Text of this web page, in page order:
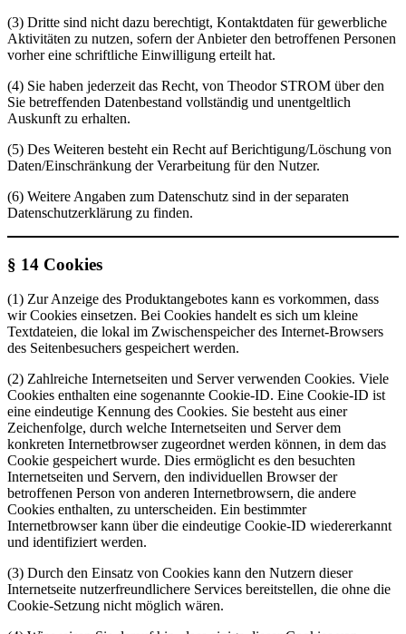
(3) Dritte sind nicht dazu berechtigt, Kontaktdaten für gewerbliche
Aktivitäten zu nutzen, sofern der Anbieter den betroffenen Personen
vorher eine schriftliche Einwilligung erteilt hat.
(4) Sie haben jederzeit das Recht, von Theodor STROM über den
Sie betreffenden Datenbestand vollständig und unentgeltlich
Auskunft zu erhalten.
(5) Des Weiteren besteht ein Recht auf Berichtigung/Löschung von
Daten/Einschränkung der Verarbeitung für den Nutzer.
(6) Weitere Angaben zum Datenschutz sind in der separaten
Datenschutzerklärung zu finden.
§ 14 Cookies
(1) Zur Anzeige des Produktangebotes kann es vorkommen, dass
wir Cookies einsetzen. Bei Cookies handelt es sich um kleine
Textdateien, die lokal im Zwischenspeicher des Internet-Browsers
des Seitenbesuchers gespeichert werden.
(2) Zahlreiche Internetseiten und Server verwenden Cookies. Viele
Cookies enthalten eine sogenannte Cookie-ID. Eine Cookie-ID ist
eine eindeutige Kennung des Cookies. Sie besteht aus einer
Zeichenfolge, durch welche Internetseiten und Server dem
konkreten Internetbrowser zugeordnet werden können, in dem das
Cookie gespeichert wurde. Dies ermöglicht es den besuchten
Internetseiten und Servern, den individuellen Browser der
betroffenen Person von anderen Internetbrowsern, die andere
Cookies enthalten, zu unterscheiden. Ein bestimmter
Internetbrowser kann über die eindeutige Cookie-ID wiedererkannt
und identifiziert werden.
(3) Durch den Einsatz von Cookies kann den Nutzern dieser
Internetseite nutzerfreundlichere Services bereitstellen, die ohne die
Cookie-Setzung nicht möglich wären.